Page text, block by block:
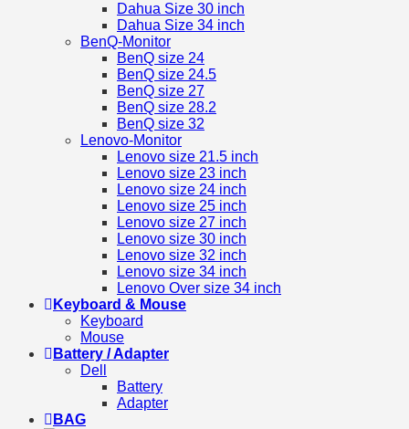
Dahua Size 30 inch
Dahua Size 34 inch
BenQ-Monitor
BenQ size 24
BenQ size 24.5
BenQ size 27
BenQ size 28.2
BenQ size 32
Lenovo-Monitor
Lenovo size 21.5 inch
Lenovo size 23 inch
Lenovo size 24 inch
Lenovo size 25 inch
Lenovo size 27 inch
Lenovo size 30 inch
Lenovo size 32 inch
Lenovo size 34 inch
Lenovo Over size 34 inch
Keyboard & Mouse
Keyboard
Mouse
Battery / Adapter
Dell
Battery
Adapter
BAG